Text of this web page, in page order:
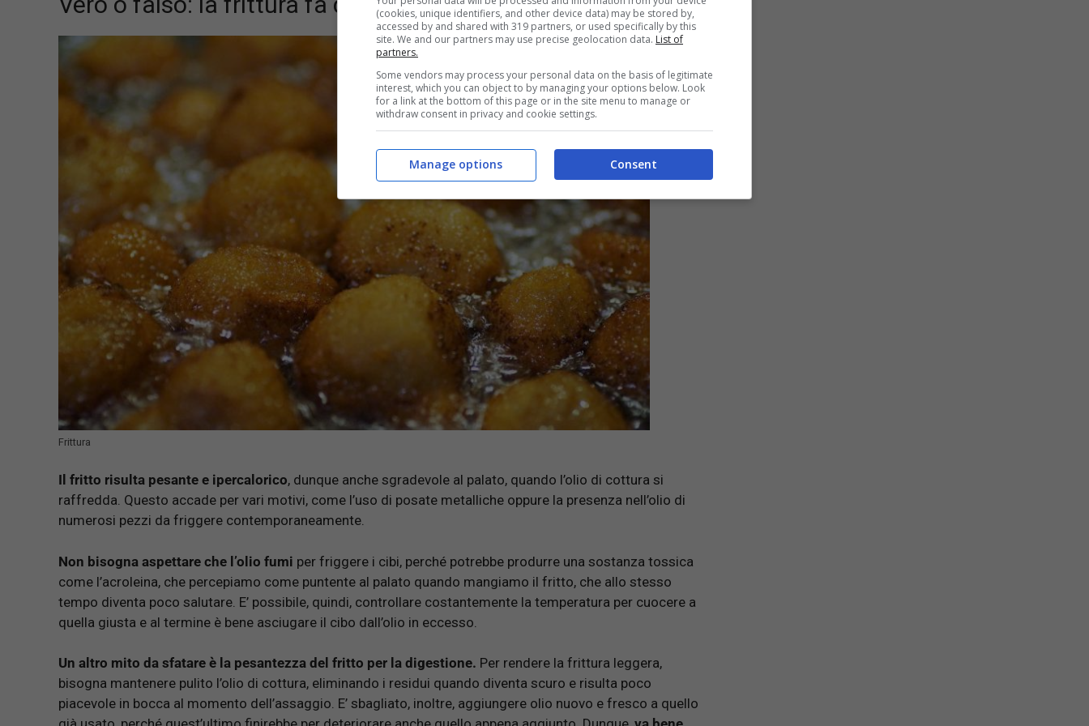
Frittura
Il fritto risulta pesante e ipercalorico, dunque anche sgradevole al palato, quando l’olio di cottura si
raffredda. Questo accade per vari motivi, come l’uso di posate metalliche oppure la presenza nell’olio di
numerosi pezzi da friggere contemporaneamente.
Non bisogna aspettare che l’olio fumi per friggere i cibi, perché potrebbe produrre una sostanza tossica
come l’acroleina, che percepiamo come puntente al palato quando mangiamo il fritto, che allo stesso
tempo diventa poco salutare. E’ possibile, quindi, controllare costantemente la temperatura per cuocere a
quella giusta e al termine è bene asciugare il cibo dall’olio in eccesso.
Un altro mito da sfatare è la pesantezza del fritto per la digestione. Per rendere la frittura leggera,
bisogna mantenere pulito l’olio di cottura, eliminando i residui quando diventa scuro e risulta poco
piacevole in bocca al momento dell’assaggio. E’ sbagliato, inoltre, aggiungere olio nuovo e fresco a quello
(cookies, unique identifiers, and other device data) may be stored by,
accessed by and shared with 319 partners, or used specifically by this
site. We and our partners may use precise geolocation data. List of
partners.
Some vendors may process your personal data on the basis of legitimate
interest, which you can object to by managing your options below. Look
for a link at the bottom of this page or in the site menu to manage or
withdraw consent in privacy and cookie settings.
Consent
Manage options